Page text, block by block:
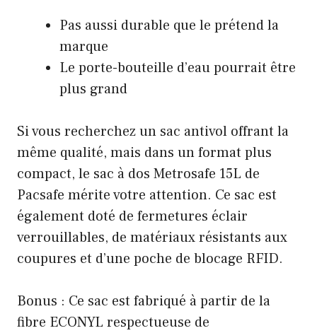
Pas aussi durable que le prétend la
marque
Le porte-bouteille d’eau pourrait être
plus grand
Si vous recherchez un sac antivol offrant la
même qualité, mais dans un format plus
compact, le sac à dos Metrosafe 15L de
Pacsafe mérite votre attention. Ce sac est
également doté de fermetures éclair
verrouillables, de matériaux résistants aux
coupures et d’une poche de blocage RFID.
Bonus : Ce sac est fabriqué à partir de la
fibre ECONYL respectueuse de